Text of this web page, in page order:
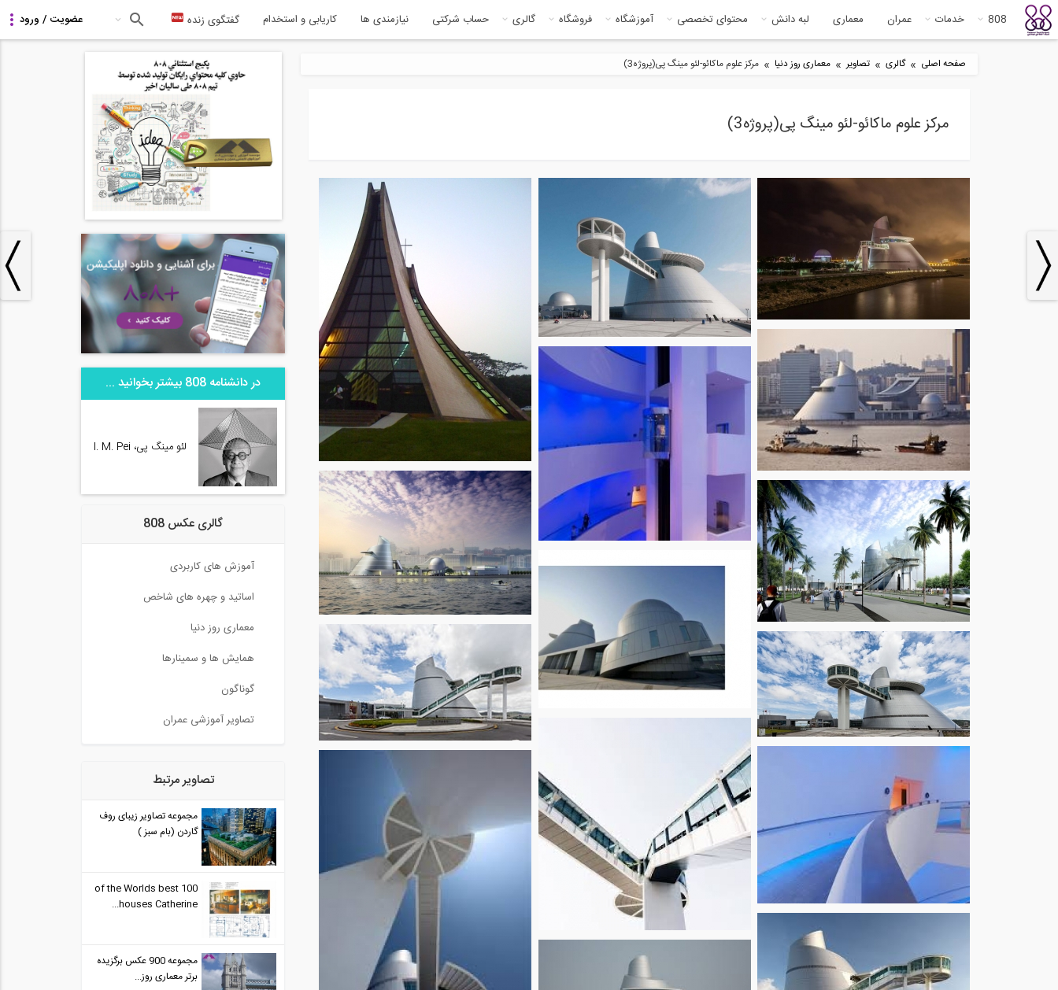
808 خدمات عمران معماری لبه دانش محتوای تخصصی آموزشگاه فروشگاه گالری حساب شرکتی نیازمندی ها کاریابی و استخدام گفتگوی زنده
صفحه اصلی » گالری » تصاویر » معماری روز دنیا » مرکز علوم ماکائو-لئو مینگ پی(پروژه3)
مرکز علوم ماکائو-لئو مینگ پی(پروژه3)
در دانشنامه 808 بیشتر بخوانید ...
لئو مینگ پی، I. M. Pei
گالری عکس 808
آموزش های کاربردی
اساتید و چهره های شاخص
معماری روز دنیا
همایش ها و سمینارها
گوناگون
تصاویر آموزشی عمران
تصاویر مرتبط
مجموعه تصاویر زیبای روف
گاردن (بام سبز )
100 of the Worlds best
houses Catherine...
مجموعه 900 عکس برگزیده
برتر معماری روز...